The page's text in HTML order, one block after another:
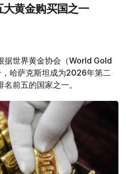
黄金购买国之一
据世界黄金协会（World Gold
哈萨克斯坦成为2026年第二
前五的国家之一。